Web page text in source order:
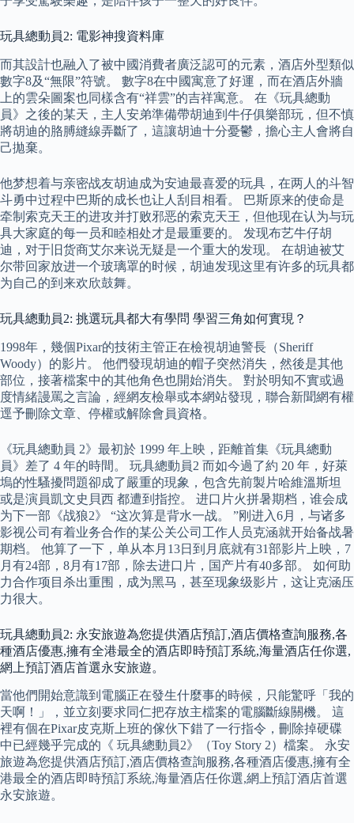
玩具總動員2: 電影神搜資料庫
而其設計也融入了被中國消費者廣泛認可的元素，酒店外型類似
數字8及“無限”符號。 數字8在中國寓意了好運，而在酒店外牆
上的雲朵圖案也同樣含有“祥雲”的吉祥寓意。 在《玩具總動
員》之後的某天，主人安弟準備帶胡迪到牛仔俱樂部玩，但不慎
將胡迪的胳膊縫線弄斷了，這讓胡迪十分憂鬱，擔心主人會將自
己拋棄。
他梦想着与亲密战友胡迪成为安迪最喜爱的玩具，在两人的斗智
斗勇中过程中巴斯的成长也让人刮目相看。 巴斯原来的使命是
牵制索克天王的进攻并打败邪恶的索克天王，但他现在认为与玩
具大家庭的每一员和睦相处才是最重要的。 发现布艺牛仔胡
迪，对于旧货商艾尔来说无疑是一个重大的发现。 在胡迪被艾
尔带回家放进一个玻璃罩的时候，胡迪发现这里有许多的玩具都
为自己的到来欢欣鼓舞。
玩具總動員2: 挑選玩具都大有學問 學習三角如何實現？
1998年，幾個Pixar的技術主管正在檢視胡迪警長（Sheriff
Woody）的影片。 他們發現胡迪的帽子突然消失，然後是其他
部位，接著檔案中的其他角色也開始消失。 對於明知不實或過
度情緒謾罵之言論，經網友檢舉或本網站發現，聯合新聞網有權
逕予刪除文章、停權或解除會員資格。
《玩具總動員 2》最初於 1999 年上映，距離首集《玩具總動
員》差了 4 年的時間。 玩具總動員2 而如今過了約 20 年，好萊
塢的性騷擾問題卻成了嚴重的現象，包含先前製片哈維溫斯坦
或是演員凱文史貝西 都遭到指控。 进口片火拼暑期档，谁会成
为下一部《战狼2》 “这次算是背水一战。 ”刚进入6月，与诸多
影视公司有着业务合作的某公关公司工作人员克涵就开始备战暑
期档。 他算了一下，单从本月13日到月底就有31部影片上映，7
月有24部，8月有17部，除去进口片，国产片有40多部。 如何助
力合作项目杀出重围，成为黑马，甚至现象级影片，这让克涵压
力很大。
玩具總動員2: 永安旅遊為您提供酒店預訂,酒店價格查詢服務,各
種酒店優惠,擁有全港最全的酒店即時預訂系統,海量酒店任你選,
網上預訂酒店首選永安旅遊。
當他們開始意識到電腦正在發生什麼事的時候，只能驚呼「我的
天啊！」，並立刻要求同仁把存放主檔案的電腦斷線關機。 這
裡有個在Pixar皮克斯上班的傢伙下錯了一行指令，刪除掉硬碟
中已經幾乎完成的《 玩具總動員2》（Toy Story 2）檔案。 永安
旅遊為您提供酒店預訂,酒店價格查詢服務,各種酒店優惠,擁有全
港最全的酒店即時預訂系統,海量酒店任你選,網上預訂酒店首選
永安旅遊。